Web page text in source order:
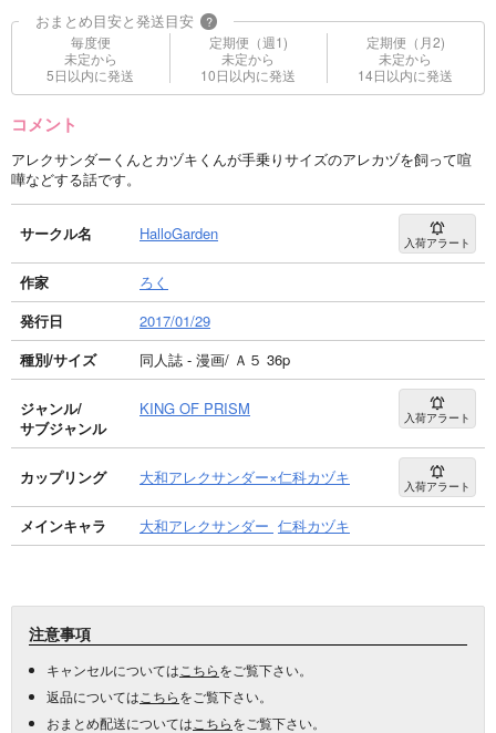
おまとめ目安と発送目安 ?
毎度便
未定から
5日以内に発送
定期便（週1)
未定から
10日以内に発送
定期便（月2)
未定から
14日以内に発送
コメント
アレクサンダーくんとカヅキくんが手乗りサイズのアレカヅを飼って喧
嘩などする話です。
サークル名 HalloGarden 入荷アラート
作家
ろく
発行日
2017/01/29
種別/サイズ
同人誌 - 漫画/ Ａ５ 36p
ジャンル/
サブジャンル
KING OF PRISM 入荷アラート
カップリング 大和アレクサンダー×仁科カヅキ 入荷アラート
メインキャラ 大和アレクサンダー 仁科カヅキ
注意事項
キャンセルについては こちらをご覧下さい。
返品については こちらをご覧下さい。
おまとめ配送については こちらをご覧下さい。